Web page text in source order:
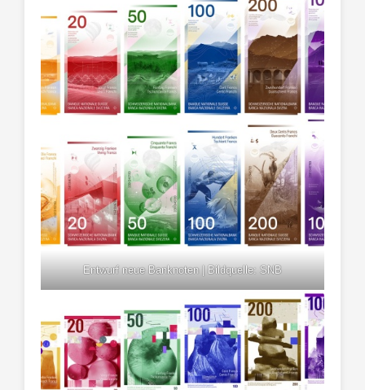
Entwurf neue Banknoten | Bildquelle: SNB